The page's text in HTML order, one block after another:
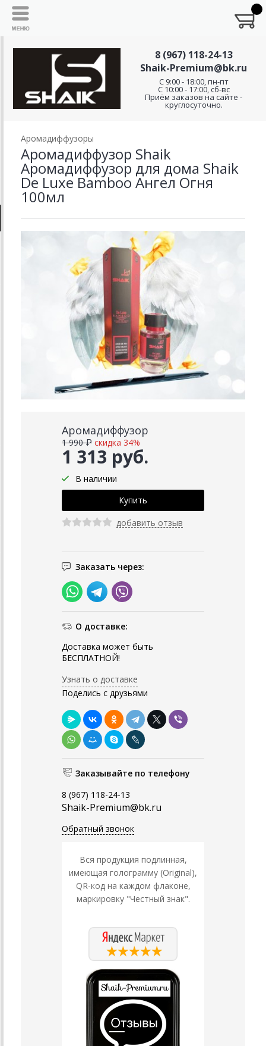
8 (967) 118-24-13
Shaik-Premium@bk.ru
C 9:00 - 18:00, пн-пт
С 10:00 - 17:00, сб-вс
Приём заказов на сайте -
круглосуточно.
Аромадиффузоры
Аромадиффузор Shaik
Аромадиффузор для дома Shaik
De Luxe Bamboo Ангел Огня
100мл
Аромадиффузор
1 313 руб.
1 990 ₽ скидка 34%
В наличии
добавить отзыв
Заказать через:
О доставке:
Доставка может быть
БЕСПЛАТНОЙ!
Узнать о доставке
Поделись с друзьями
Заказывайте по телефону
8 (967) 118-24-13
Shaik-Premium@bk.ru
Обратный звонок
Вся продукция подлинная,
имеющая голограмму (Original),
QR-код на каждом флаконе,
маркировку "Честный знак".